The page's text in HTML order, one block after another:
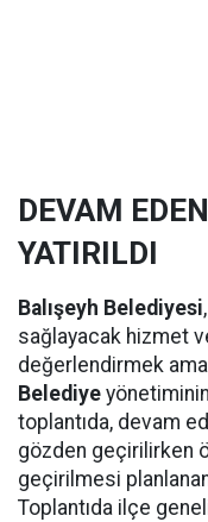
DEVAM
YATIRILDI
Balışeyh Belediyesi
sağlayacak hizmet
değerlendirmek
Belediye
toplantıda, devam
gözden geçirilirken
geçirilmesi
Toplantıda ilçe